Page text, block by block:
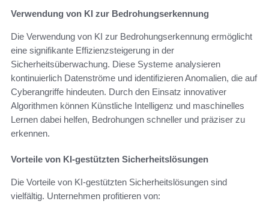
Verwendung von KI zur Bedrohungserkennung
Die Verwendung von KI zur Bedrohungserkennung ermöglicht
eine signifikante Effizienzsteigerung in der
Sicherheitsüberwachung. Diese Systeme analysieren
kontinuierlich Datenströme und identifizieren Anomalien, die auf
Cyberangriffe hindeuten. Durch den Einsatz innovativer
Algorithmen können Künstliche Intelligenz und maschinelles
Lernen dabei helfen, Bedrohungen schneller und präziser zu
erkennen.
Vorteile von KI-gestützten Sicherheitslösungen
Die Vorteile von KI-gestützten Sicherheitslösungen sind
vielfältig. Unternehmen profitieren von: